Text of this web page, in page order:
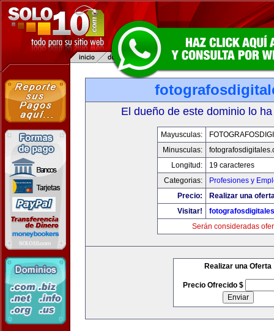
El dueño de este dominio lo
Mayusculas:
Minusculas:
Longitud:
19 caracteres
Categorias:
Profesiones y
Precio:
Realizar una
Visitar!
Serán consideradas
Realizar una Oferta
Precio Ofrecido $